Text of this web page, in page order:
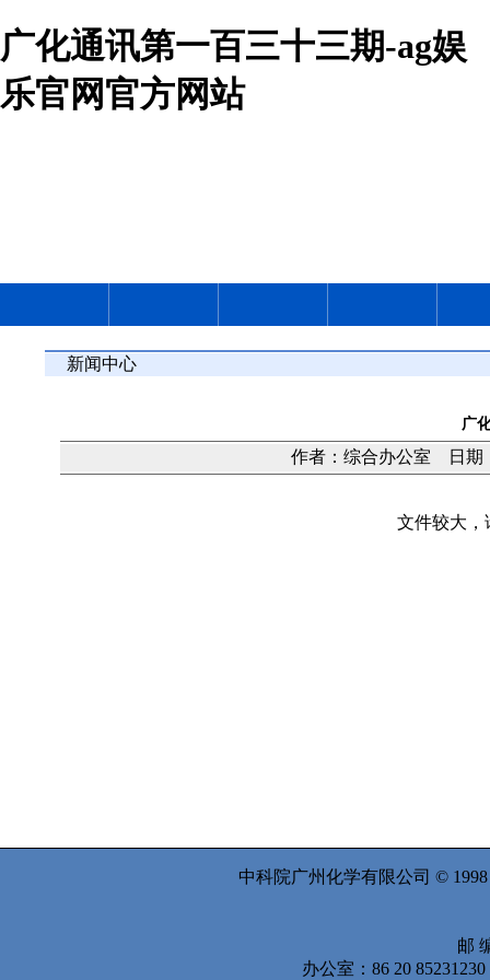
广化通讯第一百三十三期-ag娱
乐官网官方网站
新闻中心
广
作者：综合办公室 日
文件较大，请
中科院广州化学有限公司 ©
邮
办公室：86 20